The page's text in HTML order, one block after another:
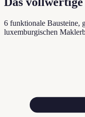
6 funktionale Bausteine,
luxemburgischen